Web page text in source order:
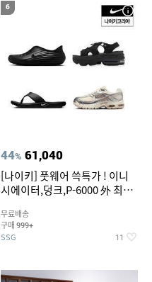
6
44% 61,040
[나이키] 풋웨어 쓱특가 ! 이니
시에이터,덩크,P-6000 外 최대
무료배송
구매 999+
SSG 11